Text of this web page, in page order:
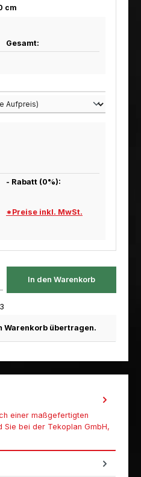
cm
Gesamt:
- Rabatt (0%):
*Preise inkl. MwSt.
In den Warenkorb
Warenkorb übertragen.
einer maßgefertigten
Sie bei der Tekoplan GmbH,